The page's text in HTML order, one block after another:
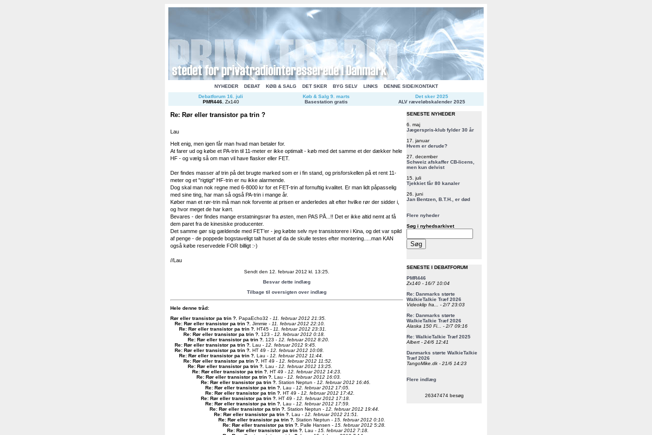
NYHEDER DEBAT KØB & SALG DET SKER BYG SELV LINKS
DENNE SIDE/KONTAKT
Debatforum 16. juli
PMR446. Zx140
Køb & Salg 9. marts
Basestation gratis
Det sker 2025
ALV ræveløbskalender 2025
Re: Rør eller transistor pa trin ?
Lau
Helt enig, men igen får man hvad man betaler for.
At farer ud og købe et PA-trin til 11-meter er ikke optimalt - køb med det samme et der dækker hele
HF - og vælg så om man vil have flasker eller FET.
Der findes masser af trin på det brugte marked som er i fin stand, og prisforskellen på et rent 11-
meter og et "rigtigt" HF-trin er nu ikke alarmende.
Dog skal man nok regne med 6-8000 kr for et FET-trin af fornuftig kvalitet. Er man lidt påpasselig
med sine ting, har man så også PA-trin i mange år.
Køber man et rør-trin må man nok forvente at prisen er anderledes alt efter hvilke rør der sidder i,
og hvor meget de har kørt.
Bevares - der findes mange erstatningsrør fra østen, men PAS PÅ...!! Det er ikke altid nemt at få
dem paret fra de kinesiske producenter.
Det samme gør sig gældende med FET’er - jeg købte selv nye transistorere i Kina, og det var spild
af penge - de poppede bogstaveligt talt huset af da de skulle testes efter montering.....man KAN
også købe reservedele FOR billigt :-)
//Lau
Sendt den 12. februar 2012 kl. 13:25.
Besvar dette indlæg
Tilbage til oversigten over indlæg
Hele denne tråd:
Rør eller transistor pa trin ? PapaEcho32 - 11. februar 2012 21:35.
Re: Rør eller transistor pa trin ? Jimmie - 11. februar 2012 22:10.
Re: Rør eller transistor pa trin ? HT45 - 11. februar 2012 23:31.
Re: Rør eller transistor pa trin ?
123 - 12. februar 2012 0:18.
Re: Rør eller transistor pa trin ?
123 - 12. februar 2012 8:20.
Re: Rør eller transistor pa trin ? Lau - 12. februar 2012 9:45.
Re: Rør eller transistor pa trin ? HT 49 - 12. februar 2012 10:08.
Re: Rør eller transistor pa trin ? Lau - 12. februar 2012 11:44.
Re: Rør eller transistor pa trin ? HT 49 - 12. februar 2012 11:52.
Re: Rør eller transistor pa trin ? Lau - 12. februar 2012 13:25.
Re: Rør eller transistor pa trin ? HT 49 - 12. februar 2012 14:23.
Re: Rør eller transistor pa trin ? Lau - 12. februar 2012 16:03.
Re: Rør eller transistor pa trin ? Station Neptun - 12. februar 2012 16:46.
Re: Rør eller transistor pa trin ? Lau - 12. februar 2012 17:05.
Re: Rør eller transistor pa trin ? HT 49 - 12. februar 2012 17:42.
Re: Rør eller transistor pa trin ? HT 49 - 12. februar 2012 17:18.
Re: Rør eller transistor pa trin ? Lau - 12. februar 2012 17:59.
Re: Rør eller transistor pa trin ? Station Neptun - 12. februar 2012 19:44.
Re: Rør eller transistor pa trin ? Lau - 12. februar 2012 21:51.
Re: Rør eller transistor pa trin ? Station Neptun - 15. februar 2012 0:10.
Re: Rør eller transistor pa trin ? Palle Hansen - 15. februar 2012 5:28.
Re: Rør eller transistor pa trin ? Lau - 15. februar 2012 7:18.
SENESTE NYHEDER
6. maj
Jægerspris-klub fylder 30 år
17. januar
Hvem er derude?
27. december
Schweiz afskaffer CB-licens,
men kun delvist
15. juli
Tjekkiet får 80 kanaler
26. juni
Jan Bentzen, B.T.H., er død
Flere nyheder
Søg i nyhedsarkivet
SENESTE I DEBATFORUM
PMR446
Zx140 - 16/7 10:04
Re: Danmarks størte
WalkieTalkie Træf 2026
Videoklip fra... - 2/7 23:03
Re: Danmarks størte
WalkieTalkie Træf 2026
Alaska 150 Fi... - 2/7 09:16
Re: WalkieTalkie Træf 2025
Albert - 24/6 12:41
Danmarks størte WalkieTalkie
Træf 2026
TangoMike.dk - 21/6 14:23
Flere indlæg
26347474 besøg